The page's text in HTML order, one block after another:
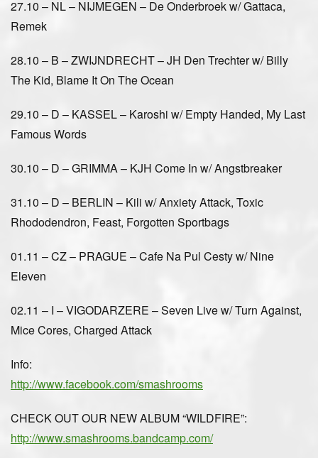
27.10 – NL – NIJMEGEN – De Onderbroek w/ Gattaca,
Remek
28.10 – B – ZWIJNDRECHT – JH Den Trechter w/ Billy
The Kid, Blame It On The Ocean
29.10 – D – KASSEL – Karoshi w/ Empty Handed, My Last
Famous Words
30.10 – D – GRIMMA – KJH Come In w/ Angstbreaker
31.10 – D – BERLIN – Kili w/ Anxiety Attack, Toxic
Rhododendron, Feast, Forgotten Sportbags
01.11 – CZ – PRAGUE – Cafe Na Pul Cesty w/ Nine
Eleven
02.11 – I – VIGODARZERE – Seven Live w/ Turn Against,
Mice Cores, Charged Attack
Info:
http://www.facebook.com/smashrooms
CHECK OUT OUR NEW ALBUM “WILDFIRE”:
http://www.smashrooms.bandcamp.com/